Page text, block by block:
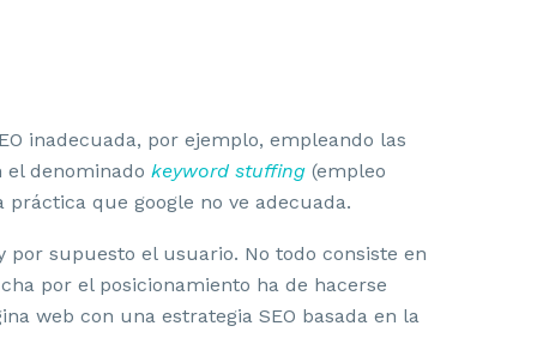
inadecuada, por ejemplo, empleando las
denominado keyword stuffing (empleo
que google no ve adecuada.
supuesto el usuario. No todo consiste en
por el posicionamiento ha de hacerse
web con una estrategia SEO basada en la